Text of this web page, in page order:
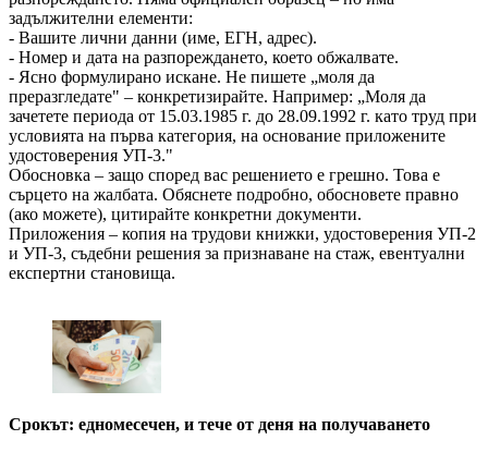
задължителни елементи:
- Вашите лични данни (име, ЕГН, адрес).
- Номер и дата на разпореждането, което обжалвате.
- Ясно формулирано искане. Не пишете „моля да
преразгледате" – конкретизирайте. Например: „Моля да
зачетете периода от 15.03.1985 г. до 28.09.1992 г. като труд при
условията на първа категория, на основание приложените
удостоверения УП-3."
Обосновка – защо според вас решението е грешно. Това е
сърцето на жалбата. Обяснете подробно, обосновете правно
(ако можете), цитирайте конкретни документи.
Приложения – копия на трудови книжки, удостоверения УП-2
и УП-3, съдебни решения за признаване на стаж, евентуални
експертни становища.
Срокът: едномесечен, и тече от деня на получаването